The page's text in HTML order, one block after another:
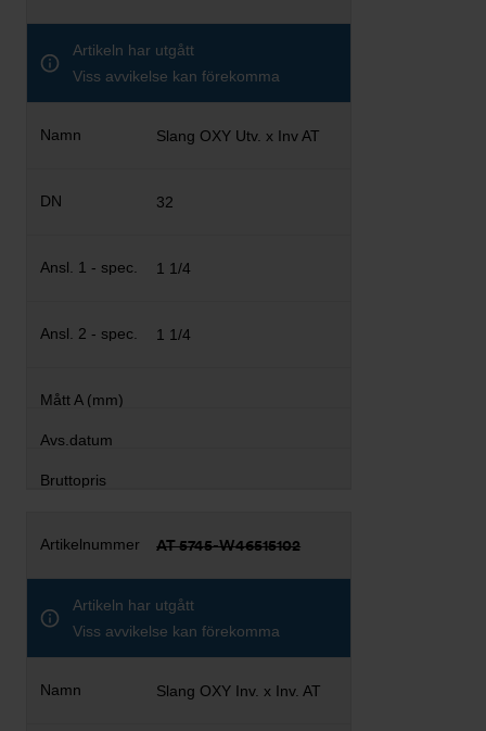
Artikeln har utgått
Viss avvikelse kan förekomma
Slang OXY Utv. x Inv AT
32
1 1/4
1 1/4
AT 5745-W46515102
Artikeln har utgått
Viss avvikelse kan förekomma
Slang OXY Inv. x Inv. AT